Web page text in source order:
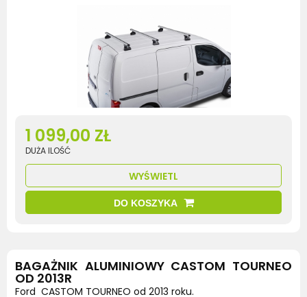
1 099,00 ZŁ
DUŻA ILOŚĆ
WYŚWIETL
DO KOSZYKA
BAGAŻNIK ALUMINIOWY CASTOM TOURNEO
OD 2013R
Ford CASTOM TOURNEO od 2013 roku.